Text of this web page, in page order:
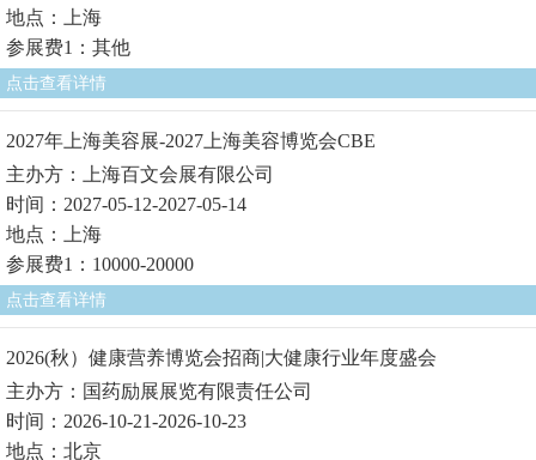
地点：上海
参展费1：其他
点击查看详情
2027年上海美容展-2027上海美容博览会CBE
主办方：上海百文会展有限公司
时间：2027-05-12-2027-05-14
地点：上海
参展费1：10000-20000
点击查看详情
2026(秋）健康营养博览会招商|大健康行业年度盛会
主办方：国药励展展览有限责任公司
时间：2026-10-21-2026-10-23
地点：北京